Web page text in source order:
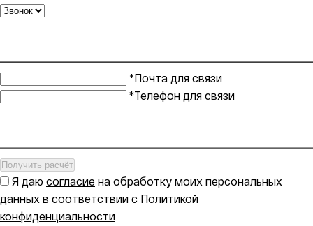
*Почта для связи
*Телефон для связи
Получить расчёт
Я даю согласие на обработку моих персональных
данных в соответствии с Политикой
конфиденциальности